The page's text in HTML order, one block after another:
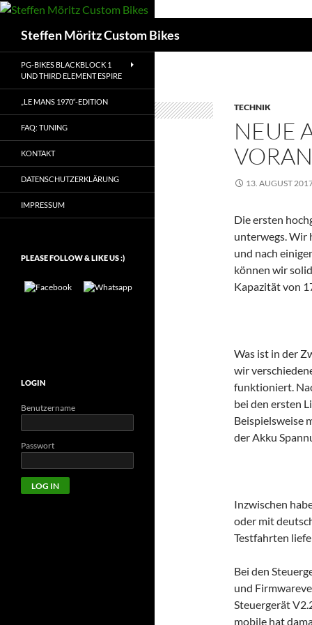
Steffen Möritz Custom Bikes
TECHNIK
NEUE
13. AUGUST
Die ersten
unterwegs. Wir
und nach
können wir
Kapazität von
Was ist in der
wir
funktioniert.
bei den ersten
Beispielsweise
der Akku
Inzwischen
oder mit
Testfahrten
Bei den
und
Steuergerät
mobile hat
PG-BIKES BLACKBLOCK 1
UND THIRD ELEMENT ESPIRE
„LE MANS 1970“-EDITION
FAQ: TUNING
KONTAKT
DATENSCHUTZERKLÄRUNG
IMPRESSUM
PLEASE FOLLOW & LIKE US :)
LOGIN
Benutzername
Passwort